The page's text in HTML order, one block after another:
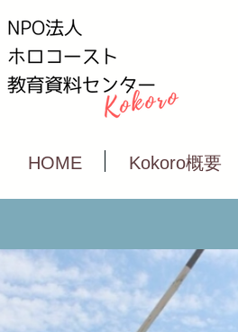
HOME Kokoro概要
20200524